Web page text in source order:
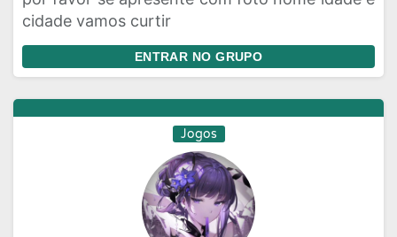
cidade vamos curtir
ENTRAR NO GRUPO
Jogos